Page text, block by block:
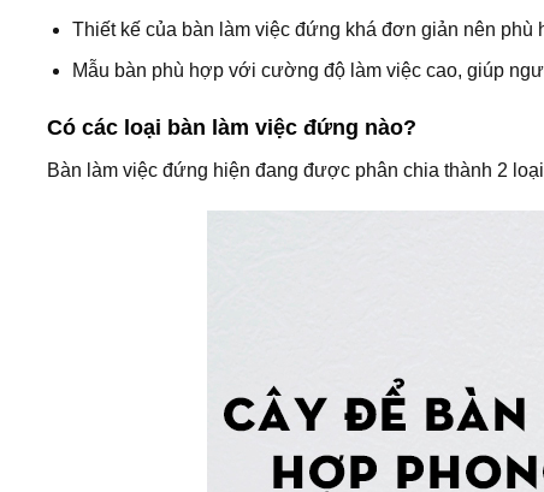
Thiết kế của bàn làm việc đứng khá đơn giản nên
Mẫu bàn phù hợp với cường độ làm việc cao, giúp
Có các loại bàn làm việc đứng nào?
Bàn làm việc đứng hiện đang được phân chia thành 2